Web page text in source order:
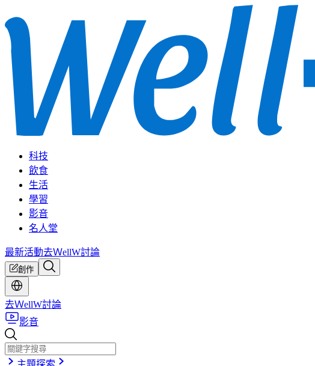
科技
飲食
生活
學習
影音
名人堂
最新活動去ＷellW討論
創作
去ＷellW討論
影音
主題探索